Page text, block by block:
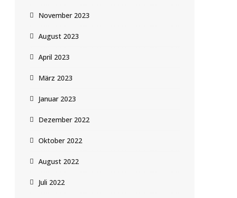
November 2023
August 2023
April 2023
März 2023
Januar 2023
Dezember 2022
Oktober 2022
August 2022
Juli 2022